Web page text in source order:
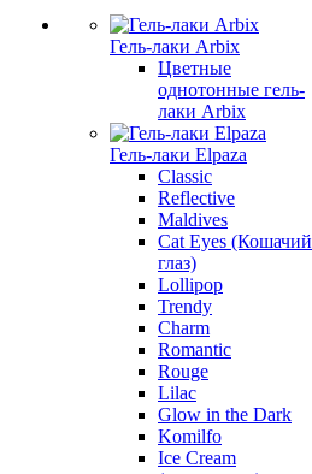
Гель-лаки Arbix
Цветные
однотонные гель-
лаки Arbix
Гель-лаки Elpaza
Classic
Reflective
Maldives
Cat Eyes (Кошачий
глаз)
Lollipop
Trendy
Charm
Romantic
Rouge
Lilac
Glow in the Dark
Komilfo
Ice Cream